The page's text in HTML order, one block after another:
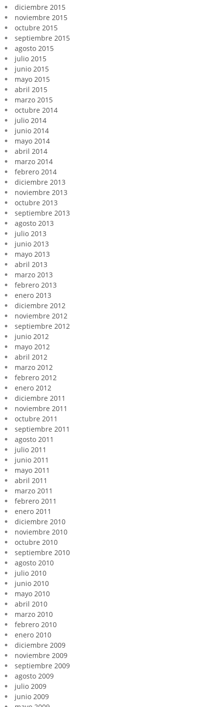
diciembre 2015
noviembre 2015
octubre 2015
septiembre 2015
agosto 2015
julio 2015
junio 2015
mayo 2015
abril 2015
marzo 2015
octubre 2014
julio 2014
junio 2014
mayo 2014
abril 2014
marzo 2014
febrero 2014
diciembre 2013
noviembre 2013
octubre 2013
septiembre 2013
agosto 2013
julio 2013
junio 2013
mayo 2013
abril 2013
marzo 2013
febrero 2013
enero 2013
diciembre 2012
noviembre 2012
septiembre 2012
junio 2012
mayo 2012
abril 2012
marzo 2012
febrero 2012
enero 2012
diciembre 2011
noviembre 2011
octubre 2011
septiembre 2011
agosto 2011
julio 2011
junio 2011
mayo 2011
abril 2011
marzo 2011
febrero 2011
enero 2011
diciembre 2010
noviembre 2010
octubre 2010
septiembre 2010
agosto 2010
julio 2010
junio 2010
mayo 2010
abril 2010
marzo 2010
febrero 2010
enero 2010
diciembre 2009
noviembre 2009
septiembre 2009
agosto 2009
julio 2009
junio 2009